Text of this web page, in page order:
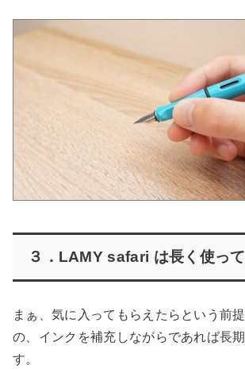
３．LAMY safari は長く使って
まぁ、気に入ってもらえたらという前
の、インクを補充しながらであれば長
す。